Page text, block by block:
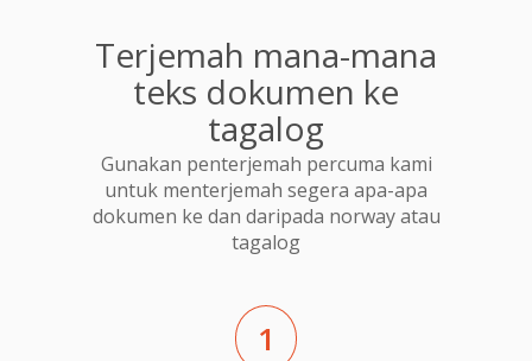
Terjemah mana-mana
teks dokumen ke
tagalog
Gunakan penterjemah percuma kami
untuk menterjemah segera apa-apa
dokumen ke dan daripada norway atau
tagalog
1